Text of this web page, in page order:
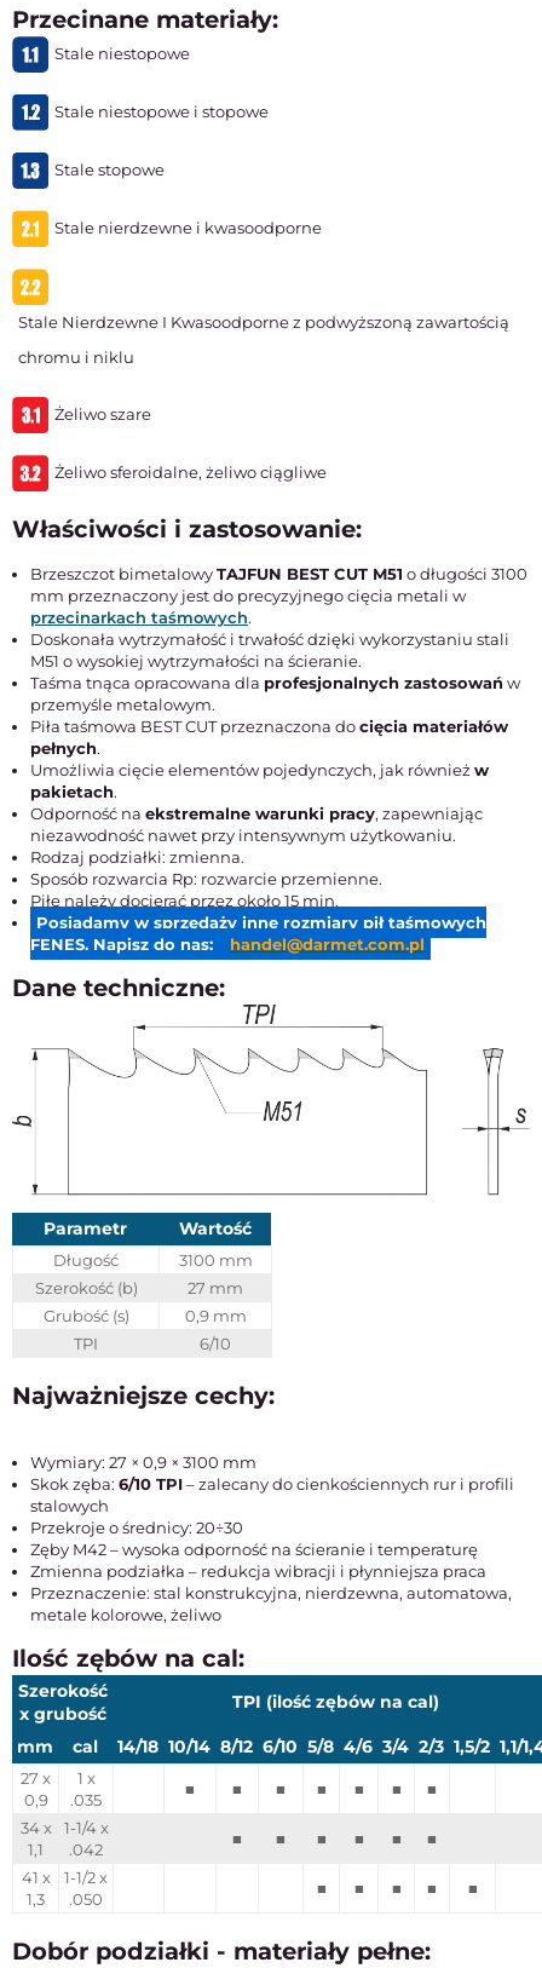
Przecinane materiały:
Stale niestopowe
Stale niestopowe i stopowe
Stale stopowe
Stale nierdzewne i kwasoodporne
Stale Nierdzewne I Kwasoodporne z podwyższoną zawartością
chromu i niklu
Żeliwo szare
Żeliwo sferoidalne, żeliwo ciągliwe
Właściwości i zastosowanie:
Brzeszczot bimetalowyTAJFUN BEST CUT M51 o długości 3100
mm przeznaczony jest do precyzyjnego cięcia metali w
przecinarkach taśmowych.
Doskonała wytrzymałość i trwałość dzięki wykorzystaniu stali
M51 o wysokiej wytrzymałości na ścieranie.
Taśma tnąca opracowana dla profesjonalnych zastosowań w
przemyśle metalowym.
Piła taśmowa BEST CUT przeznaczona docięcia materiałów
pełnych.
Umożliwia cięcie elementów pojedynczych, jak również w
pakietach.
Odporność na ekstremalne warunki pracy, zapewniając
niezawodność nawet przy intensywnym użytkowaniu.
Rodzaj podziałki: zmienna.
Sposób rozwarcia Rp: rozwarcie przemienne.
Piłę należy docierać przez około 15 min.
Posiadamy w sprzedaży inne rozmiary pił taśmowych
FENES. Napisz do nas:
handel@darmet.com.pl
Dane techniczne:
Parametr Wartość
Długość
3100 mm
Szerokość (b)
27 mm
Grubość (s)
0,9 mm
TPI
6/10
Najważniejsze cechy:
Wymiary: 27 × 0,9 × 3100 mm
Skok zęba: 6/10 TPI– zalecany do cienkościennych rur i profili
stalowych
Przekroje o średnicy: 20÷30
Zęby M42 – wysoka odporność na ścieranie i temperaturę
Zmienna podziałka – redukcja wibracji i płynniejsza praca
Przeznaczenie: stal konstrukcyjna, nierdzewna, automatowa,
metale kolorowe, żeliwo
Ilość zębów na cal:
Szerokość
x grubość
TPI (ilość zębów na cal)
mm cal 14/18 10/14 8/12 6/10 5/8 4/6 3/4 2/3 1,5/2 1,1/
27 x
0,9
1 x
.035
■ ■ ■ ■ ■ ■
■
34 x
1,1
1-1/4 x
.042
■ ■ ■ ■ ■
■
41 x
1,3
1-1/2 x
.050
■ ■ ■ ■ ■
Dobór podziałki - materiały pełne: